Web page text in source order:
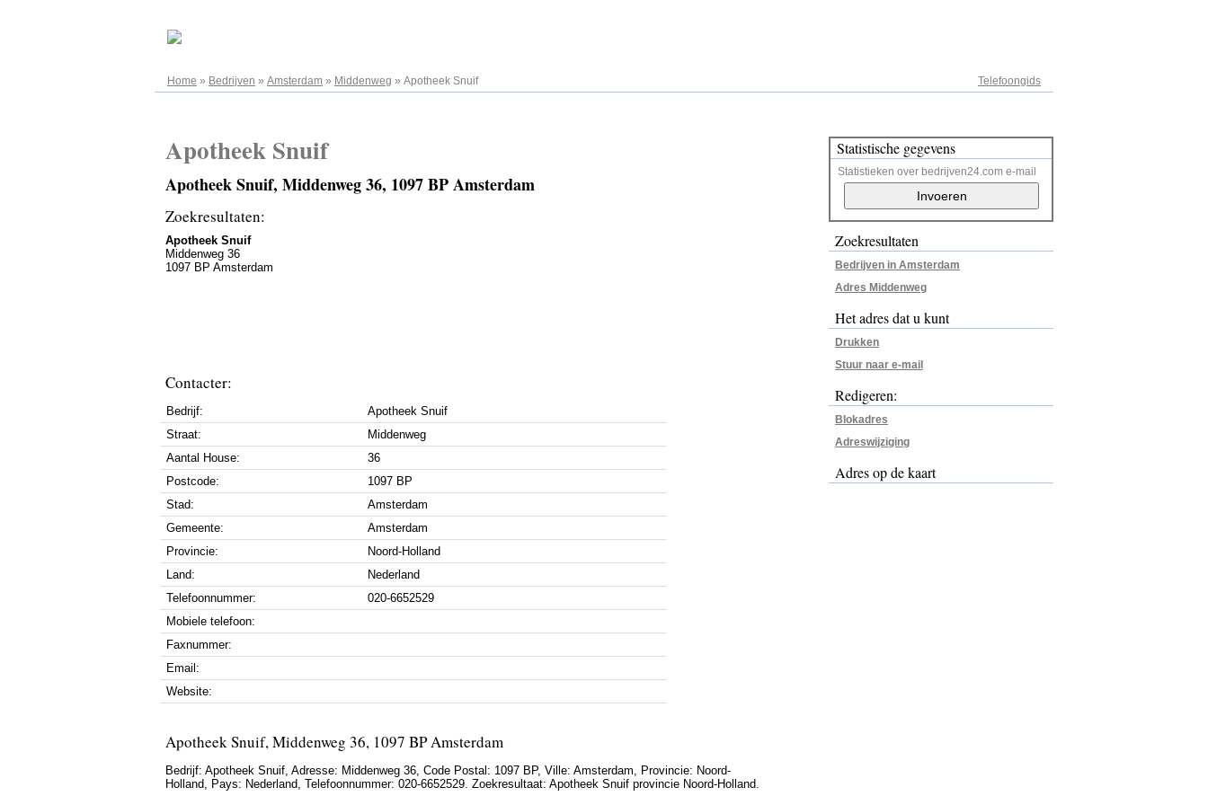
Telefoongids
Home » Bedrijven » Amsterdam » Middenweg » Apotheek Snuif
Apotheek Snuif
Apotheek Snuif, Middenweg 36, 1097 BP Amsterdam
Zoekresultaten:
Apotheek Snuif
Middenweg 36
1097 BP Amsterdam
Contacter:
Bedrijf:
Apotheek Snuif
Straat:
Middenweg
Aantal House:
36
Postcode:
1097 BP
Stad:
Amsterdam
Gemeente:
Amsterdam
Provincie:
Noord-Holland
Land:
Nederland
Telefoonnummer:
020-6652529
Mobiele telefoon:
Faxnummer:
Email:
Website:
Apotheek Snuif, Middenweg 36, 1097 BP Amsterdam
Bedrijf: Apotheek Snuif, Adresse: Middenweg 36, Code Postal: 1097 BP, Ville: Amsterdam, Provincie: Noord-
Holland, Pays: Nederland, Telefoonnummer: 020-6652529. Zoekresultaat: Apotheek Snuif provincie Noord-Holland.
Statistische gegevens
Statistieken over bedrijven24.com e-mail
Zoekresultaten
Bedrijven in Amsterdam
Adres Middenweg
Het adres dat u kunt
Drukken
Stuur naar e-mail
Redigeren:
Blokadres
Adreswijziging
Adres op de kaart